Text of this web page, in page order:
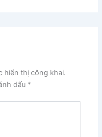
hiển thị công khai.
dấu *